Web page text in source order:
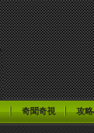
奇聞奇視 攻